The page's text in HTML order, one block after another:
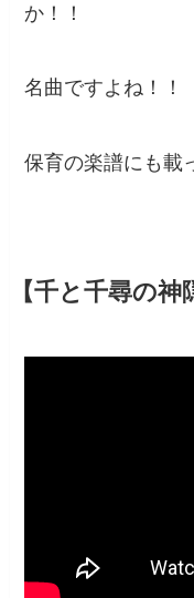
か！！
名曲ですよね！！
保育の楽譜にも載
【千と千尋の